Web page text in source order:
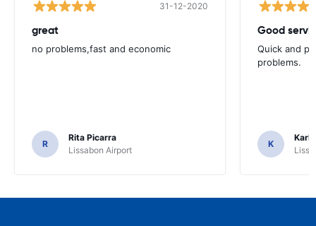
31-12-2020
great
no problems,fast and economic
R
Rita Picarra
Lissabon Airport
Good
Quick and
problems.
K
Karl